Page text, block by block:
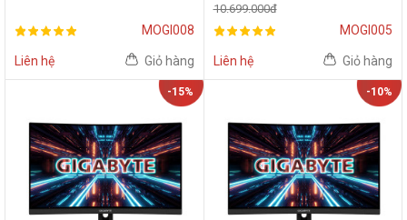
MOGI008
Liên hệ Giỏ hàng
10.699.000đ
MOGI005
Liên hệ Giỏ hàng
-15% -10%